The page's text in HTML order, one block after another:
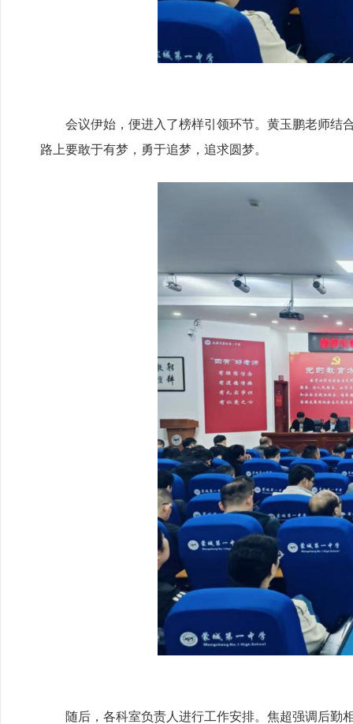
会议伊始，便进入了榜样引领环节。黄玉鹏老师结
路上要敢于有梦，勇于追梦，追求圆梦。
随后，各科室负责人进行工作安排。焦超强调后勤